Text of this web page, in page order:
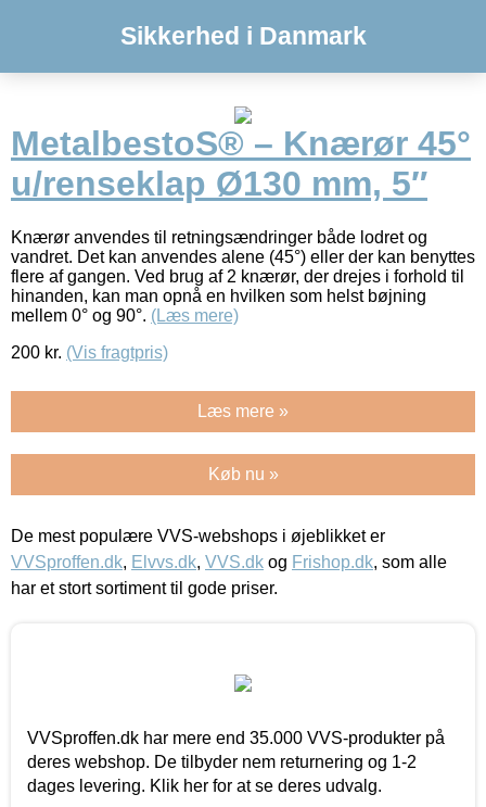
Sikkerhed i Danmark
MetalbestoS® – Knærør 45°
u/renseklap Ø130 mm, 5″
Knærør anvendes til retningsændringer både lodret og
vandret. Det kan anvendes alene (45°) eller der kan benyttes
flere af gangen. Ved brug af 2 knærør, der drejes i forhold til
hinanden, kan man opnå en hvilken som helst bøjning
mellem 0° og 90°. (Læs mere)
200 kr. (Vis fragtpris)
Læs mere »
Køb nu »
De mest populære VVS-webshops i øjeblikket er
VVSproffen.dk, Elvvs.dk, VVS.dk og Frishop.dk, som alle
har et stort sortiment til gode priser.
VVSproffen.dk har mere end 35.000 VVS-produkter på
deres webshop. De tilbyder nem returnering og 1-2
dages levering. Klik her for at se deres udvalg.